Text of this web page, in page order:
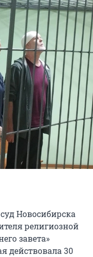
Новосибирска
религиозной
завета»
действовала 30